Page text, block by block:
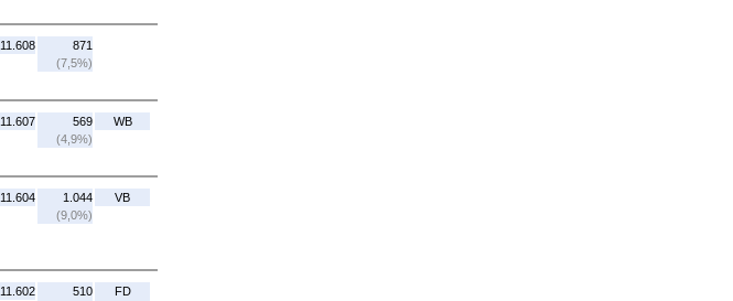
11.608
871
(7,5%)
11.607
569
(4,9%)
WB
11.604
1.044
(9,0%)
VB
11.602
510
FD